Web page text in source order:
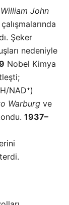
William John
Şeker
nedeniyle
Nobel Kimya
NAD⁺)
Warburg ve
1937–